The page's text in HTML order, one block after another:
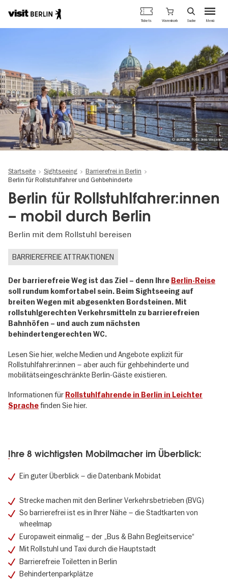
Berlins
offizielles
Menü
Tickets Warenkorb Suche
© visitBerlin, Foto: Jens Wegener
Startseite Sightseeing
Barrierefrei in Berlin
Berlin für Rollstuhlfahrer und Gehbehinderte
Berlin für Rollstuhlfahrer:innen
– mobil durch Berlin
Berlin mit dem Rollstuhl bereisen
BARRIEREFREIE ATTRAKTIONEN
Der barrierefreie Weg ist das Ziel – denn Ihre Berlin-Reise
soll rundum komfortabel sein. Beim Sightseeing auf
breiten Wegen mit abgesenkten Bordsteinen. Mit
rollstuhlgerechten Verkehrsmitteln zu barrierefreien
Bahnhöfen – und auch zum nächsten
behindertengerechten WC.
Lesen Sie hier, welche Medien und Angebote explizit für
Rollstuhlfahrer:innen – aber auch für gehbehinderte und
mobilitätseingeschränkte Berlin-Gäste existieren.
Informationen für Rollstuhlfahrende in Berlin in Leichter
Sprachefinden Sie hier.
Ihre 8 wichtigsten Mobilmacher im Überblick:
Ein guter Überblick – die Datenbank Mobidat
Strecke machen mit den Berliner Verkehrsbetrieben (BVG)
So barrierefrei ist es in Ihrer Nähe – die Stadtkarten von
wheelmap
Europaweit einmalig – der „Bus & Bahn Begleitservice“
Mit Rollstuhl und Taxi durch die Hauptstadt
Barrierefreie Toiletten in Berlin
Behindertenparkplätze